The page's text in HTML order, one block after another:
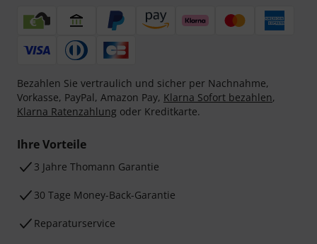
Bezahlen Sie vertraulich und sicher per Nachnahme,
Vorkasse, PayPal, Amazon Pay, Klarna Sofort bezahlen,
Klarna Ratenzahlung oder Kreditkarte.
Ihre Vorteile
3 Jahre Thomann Garantie
30 Tage Money-Back-Garantie
Reparaturservice